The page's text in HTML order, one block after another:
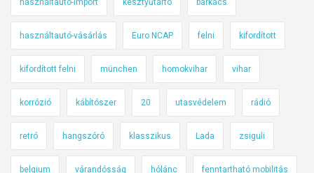
használtautó-import kesztyűtartó barkács
használtautó-vásárlás Euro NCAP felni kifordított
kifordított felni münchen homokvihar vihar
korrózió kábítószer 20 utasvédelem rádió
retró hangszóró klasszikus Lada zsiguli
belgium várandósság hólánc fenntartható mobilitás